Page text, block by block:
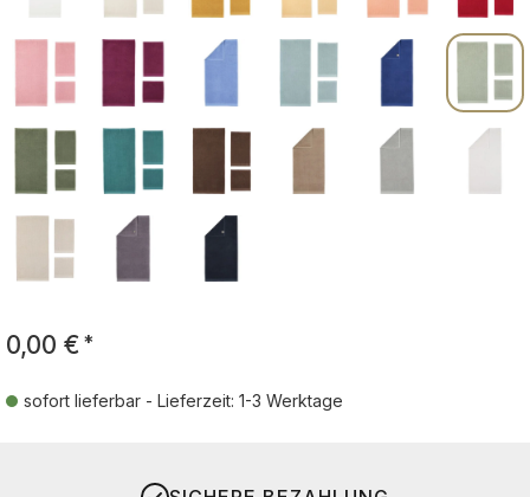
0,00 € *
sofort lieferbar - Lieferzeit: 1-3 Werktage